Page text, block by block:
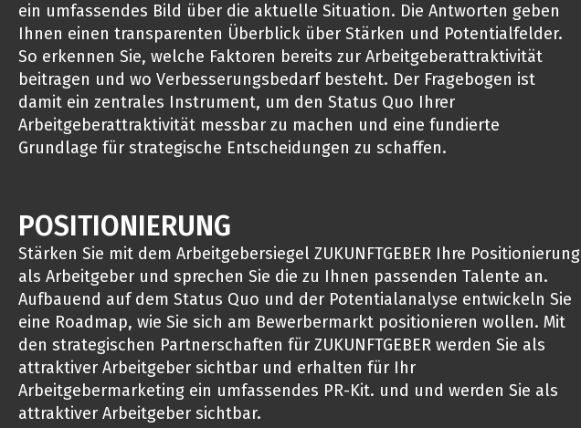
ein umfassendes Bild über die aktuelle Situation. Die Antworten geben
Ihnen einen transparenten Überblick über Stärken und Potentialfelder.
So erkennen Sie, welche Faktoren bereits zur Arbeitgeberattraktivität
beitragen und wo Verbesserungsbedarf besteht. Der Fragebogen ist
damit ein zentrales Instrument, um den Status Quo Ihrer
Arbeitgeberattraktivität messbar zu machen und eine fundierte
Grundlage für strategische Entscheidungen zu schaffen.
POSITIONIERUNG
Stärken Sie mit dem Arbeitgebersiegel ZUKUNFTGEBER Ihre Positionierung
als Arbeitgeber und sprechen Sie die zu Ihnen passenden Talente an.
Aufbauend auf dem Status Quo und der Potentialanalyse entwickeln Sie
eine Roadmap, wie Sie sich am Bewerbermarkt positionieren wollen. Mit
den strategischen Partnerschaften für ZUKUNFTGEBER werden Sie als
attraktiver Arbeitgeber sichtbar und erhalten für Ihr
Arbeitgebermarketing ein umfassendes PR-Kit. und und werden Sie als
attraktiver Arbeitgeber sichtbar.